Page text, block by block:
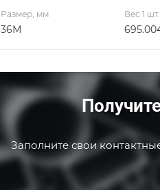
Размер, мм
36М
Вес 1
Заполните свои